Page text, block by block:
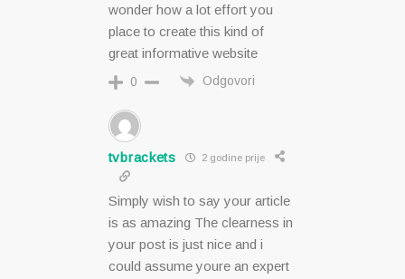
wonder how a lot effort you
place to create this kind of
great informative website
0 Odgovori
tvbrackets 2 godine prije
Simply wish to say your article
is as amazing The clearness in
your post is just nice and i
could assume youre an expert